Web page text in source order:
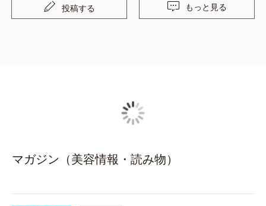
投稿する もっと見る
マガジン（美容情報・読み物）